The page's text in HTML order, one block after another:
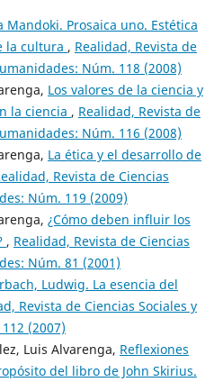
Mandoki. Prosaica uno. Estética
la cultura , Realidad, Revista de
Núm. 118 (2008)
Los valores de la ciencia y
la ciencia , Realidad, Revista de
Núm. 116 (2008)
La ética y el desarrollo de
Revista de Ciencias
Núm. 119 (2009)
¿Cómo deben influir los
, Realidad, Revista de Ciencias
Núm. 81 (2001)
Ludwig. La esencia del
Revista de Ciencias Sociales y
(2007)
Luis Alvarenga, Reflexiones
del libro de John Skirius.